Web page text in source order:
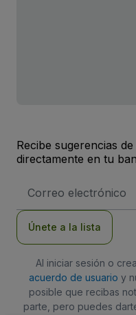
Recibe sugerencias
directamente en tu
de
Únete a la lista
Al iniciar sesión o
acuerdo de usuario y
posible que recibas
parte, pero puedes